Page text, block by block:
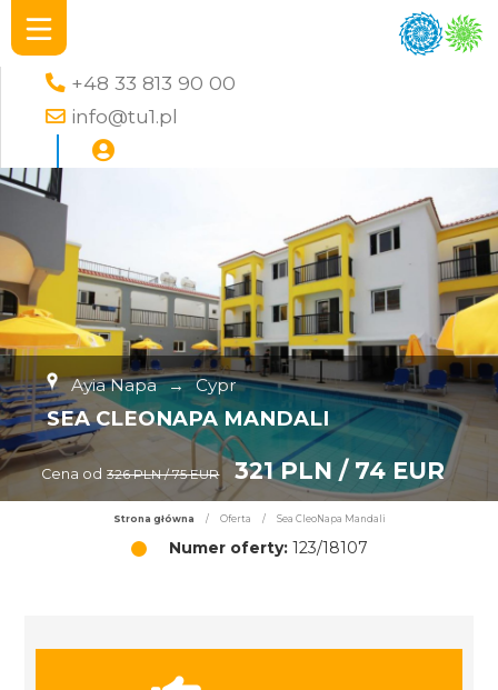
+48 33 813 90 00
info@tu1.pl
Ayia Napa → Cypr
SEA CLEONAPA MANDALI
Cena od 326 PLN / 75 EUR 321 PLN / 74 EUR
Strona główna / Oferta / Sea CleoNapa Mandali
Numer oferty:123/18107